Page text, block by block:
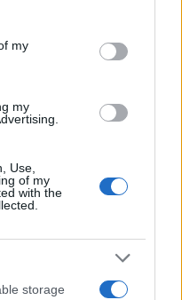
in below Google
my
my
Use,
of my
with the
storage
gli occhi e rilassa
del torace e
verso le estremità.